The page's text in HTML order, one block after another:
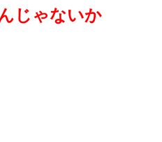
じゃないか